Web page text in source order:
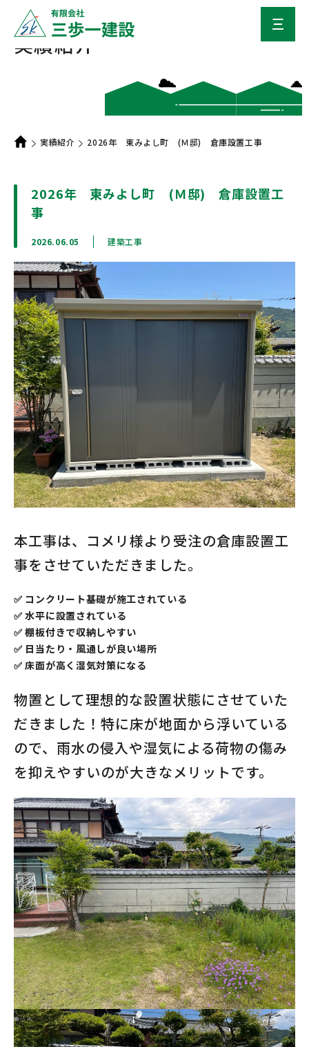
実績紹介
実績紹介 2026年 東みよし町 (Ｍ邸) 倉庫設置工事
2026年 東みよし町 (Ｍ邸) 倉庫設置工
事
2026.06.05 建築工事
本工事は、コメリ様より受注の倉庫設置工
事をさせていただきました。
✅ コンクリート基礎が施工されている
✅ 水平に設置されている
✅ 棚板付きで収納しやすい
✅ 日当たり・風通しが良い場所
✅ 床面が高く湿気対策になる
物置として理想的な設置状態にさせていた
だきました！特に床が地面から浮いている
ので、雨水の侵入や湿気による荷物の傷み
を抑えやすいのが大きなメリットです。